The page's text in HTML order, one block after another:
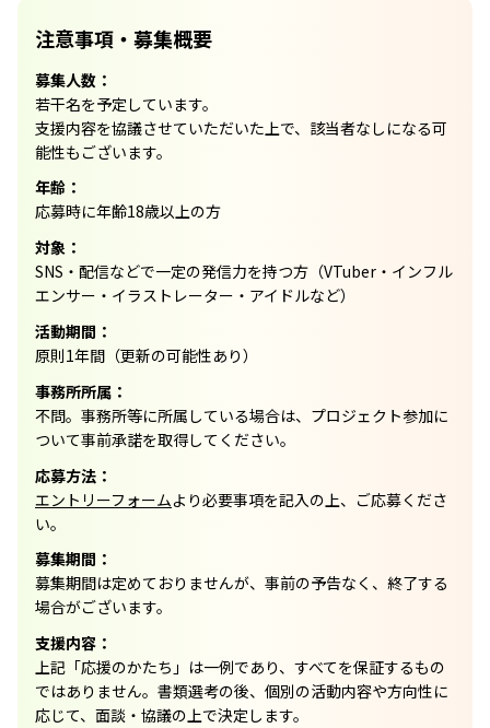
注意事項・募集概要
募集人数：
若干名を予定しています。
支援内容を協議させていただいた上で、該当者なしになる可
能性もございます。
年齢：
応募時に年齢18歳以上の方
対象：
SNS・配信などで一定の発信力を持つ方（VTuber・インフル
エンサー・イラストレーター・アイドルなど）
活動期間：
原則1年間（更新の可能性あり）
事務所所属：
不問。事務所等に所属している場合は、プロジェクト参加に
ついて事前承諾を取得してください。
応募方法：
エントリーフォームより必要事項を記入の上、ご応募くださ
い。
募集期間：
募集期間は定めておりませんが、事前の予告なく、終了する
場合がございます。
支援内容：
上記「応援のかたち」は一例であり、すべてを保証するもの
ではありません。書類選考の後、個別の活動内容や方向性に
応じて、面談・協議の上で決定します。